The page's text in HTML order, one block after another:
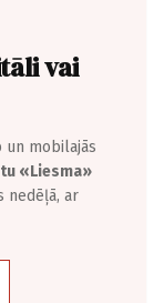
vai
un mobilajās
«Liesma»
nedēļā, ar